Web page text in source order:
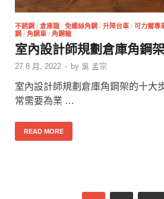
不銹鋼 / 倉庫龍 / 免螺絲角鋼 / 升降台車 / 可力爾專
鋼 / 角鋼車 / 角鋼輪
室內設計師規劃倉庫角鋼
27 8 月, 2022 - by 吳 孟宗
室內設計師規劃倉庫角鋼架的十大
常需要為業 …
READ MORE